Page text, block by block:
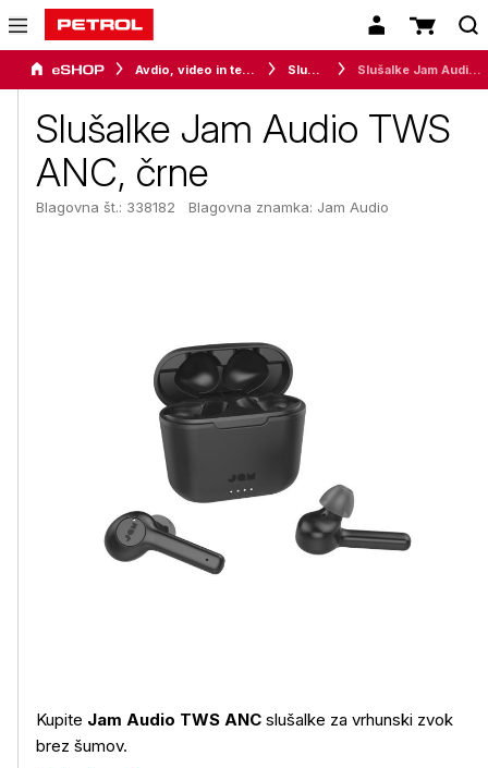
Avdio, video in telefonija Slušalke Slušalke Jam Audio TWS ANC, črne
Slušalke Jam Audio TWS
ANC, črne
Blagovna št.: 338182 Blagovna znamka: Jam Audio
Kupite Jam Audio TWS ANC slušalke za vrhunski zvok
brez šumov.